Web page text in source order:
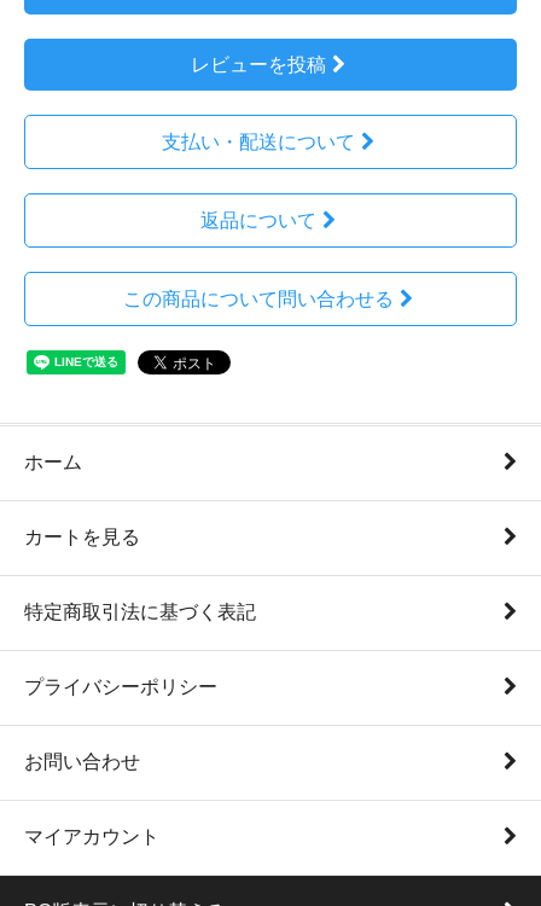
レビューを投稿
支払い・配送について
返品について
この商品について問い合わせる
ホーム
カートを見る
特定商取引法に基づく表記
プライバシーポリシー
お問い合わせ
マイアカウント